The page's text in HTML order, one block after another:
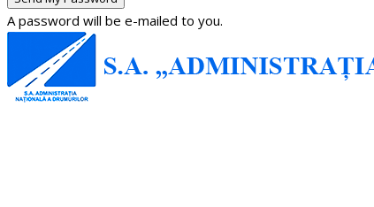
A password will be e-mailed to you.